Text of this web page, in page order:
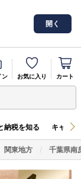
開く
ン お気に入り カート
納税を知る キャン
関東地方 千葉県南